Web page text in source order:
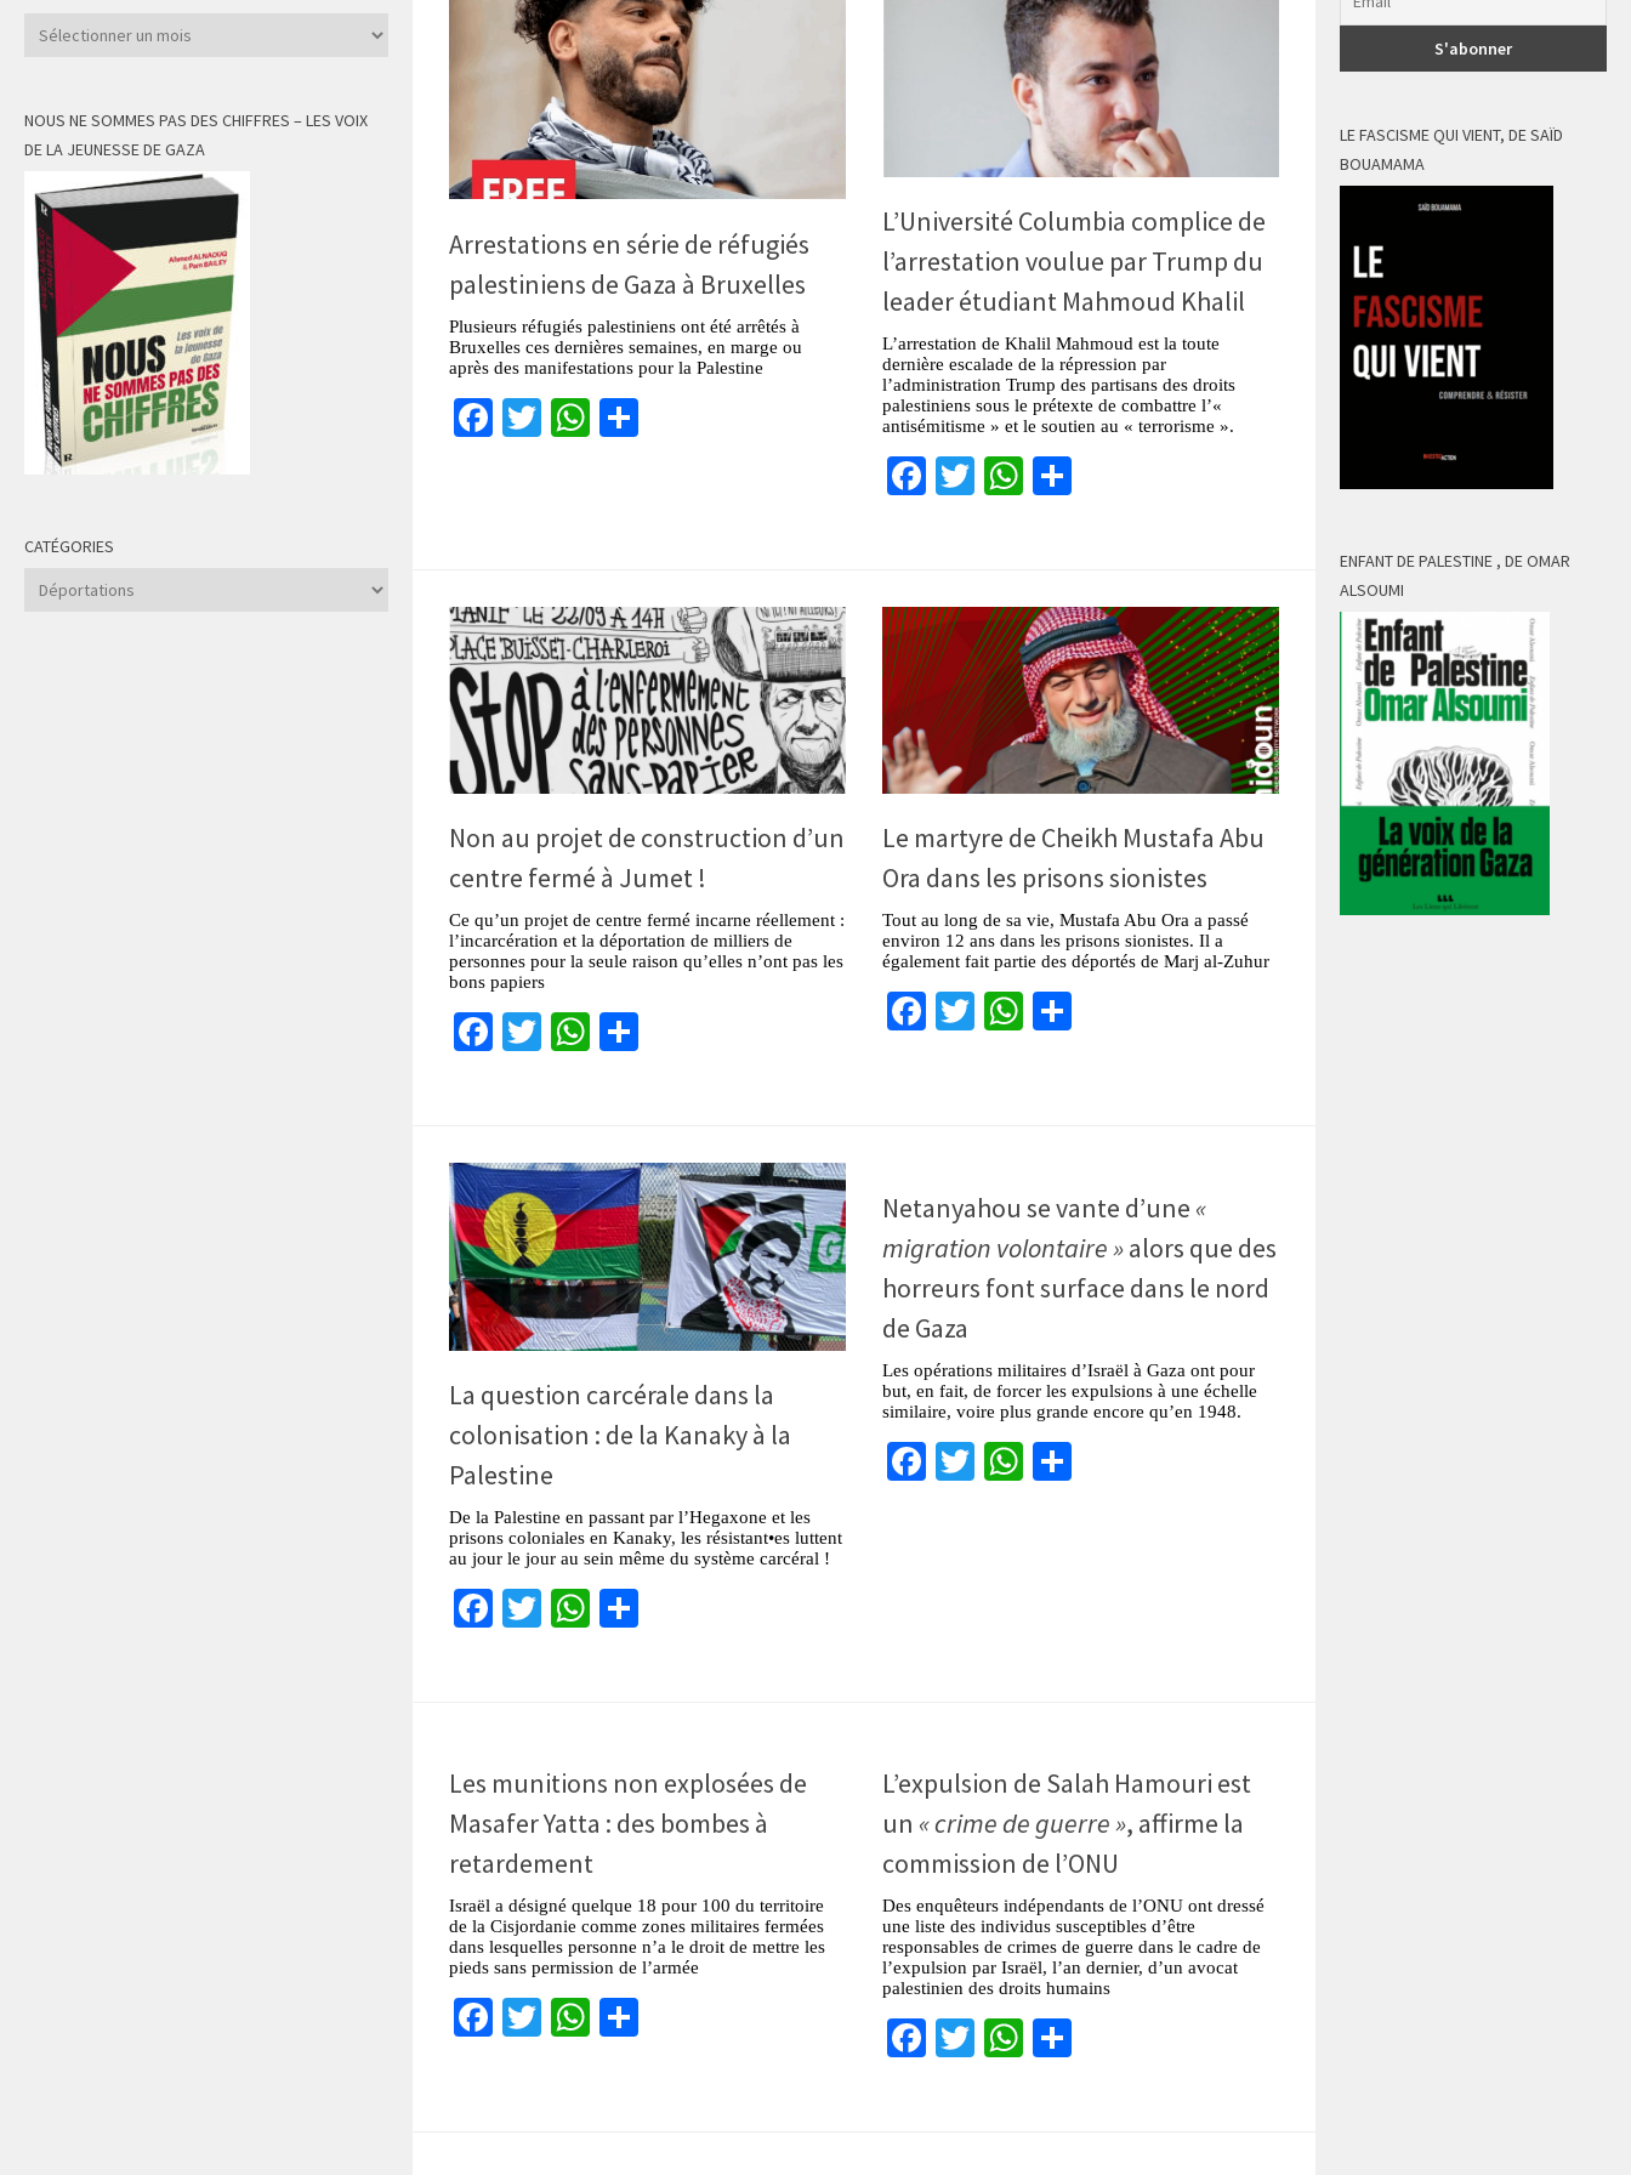
Arrestations en série de réfugiés
palestiniens de Gaza à Bruxelles
Plusieurs réfugiés palestiniens ont été arrêtés à
Bruxelles ces dernières semaines, en marge ou
après des manifestations pour la Palestine
Facebook
TwitterWhatsApp
L’Université Columbia complice de
l’arrestation voulue par Trump du
leader étudiant Mahmoud Khalil
L’arrestation de Khalil Mahmoud est la toute
dernière escalade de la répression par
l’administration Trump des partisans des droits
palestiniens sous le prétexte de combattre l’«
antisémitisme » et le soutien au « terrorisme ».
Facebook
TwitterWhatsApp
Non au projet de construction d’un
centre fermé à Jumet !
Ce qu’un projet de centre fermé incarne réellement :
l’incarcération et la déportation de milliers de
personnes pour la seule raison qu’elles n’ont pas les
bons papiers
Facebook
TwitterWhatsApp
Le martyre de Cheikh Mustafa Abu
Ora dans les prisons sionistes
Tout au long de sa vie, Mustafa Abu Ora a passé
environ 12 ans dans les prisons sionistes. Il a
également fait partie des déportés de Marj al-Zuhur
Facebook
TwitterWhatsApp
La question carcérale dans la
colonisation : de la Kanaky à la
Palestine
De la Palestine en passant par l’Hegaxone et les
prisons coloniales en Kanaky, les résistant•es luttent
au jour le jour au sein même du système carcéral !
Facebook
TwitterWhatsApp
Netanyahou se vante d’une «
migration volontaire »alors que des
horreurs font surface dans le nord
de Gaza
Les opérations militaires d’Israël à Gaza ont pour
but, en fait, de forcer les expulsions à une échelle
similaire, voire plus grande encore qu’en 1948.
Facebook
TwitterWhatsApp
Les munitions non explosées de
Masafer Yatta : des bombes à
retardement
Israël a désigné quelque 18 pour 100 du territoire
de la Cisjordanie comme zones militaires fermées
dans lesquelles personne n’a le droit de mettre les
pieds sans permission de l’armée
Facebook
TwitterWhatsApp
L’expulsion de Salah Hamouri est
un « crime de guerre », affirme la
commission de l’ONU
Des enquêteurs indépendants de l’ONU ont dressé
une liste des individus susceptibles d’être
responsables de crimes de guerre dans le cadre de
l’expulsion par Israël, l’an dernier, d’un avocat
palestinien des droits humains
Facebook
TwitterWhatsApp
Archives
NOUS NE SOMMES PAS DES CHIFFRES – LES VOIX
DE LA JEUNESSE DE GAZA
CATÉGORIES
Catégories
LE FASCISME QUI VIENT, DE SAÏD
BOUAMAMA
ENFANT DE PALESTINE , DE OMAR
ALSOUMI